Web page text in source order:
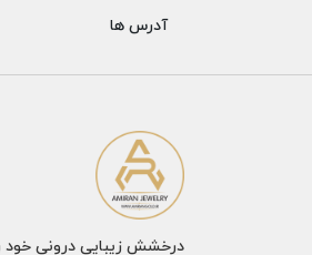
آدرس ها
درخشش زیبایی درونی خود